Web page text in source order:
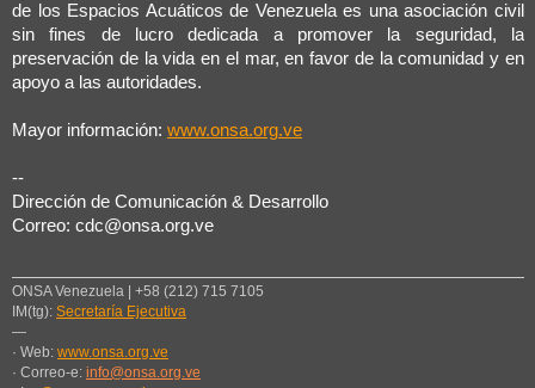
de los Espacios Acuáticos de Venezuela es una asociación civil
sin fines de lucro dedicada a promover la seguridad, la
preservación de la vida en el mar, en favor de la comunidad y en
apoyo a las autoridades.
Mayor información: www.onsa.org.ve
--
Dirección de Comunicación & Desarrollo
Correo: cdc@onsa.org.ve
ONSA Venezuela | +58 (212) 715 7105
IM(tg): Secretaría Ejecutiva
—
· Web: www.onsa.org.ve
· Correo-e: info@onsa.org.ve